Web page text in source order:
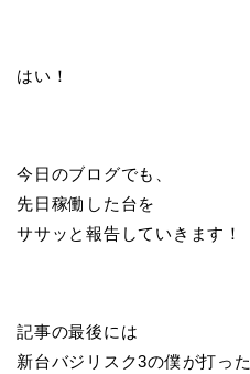
はい！
今日のブログでも、
先日稼働した台を
ササッと報告していきます！
記事の最後には
新台バジリスク3の僕が打った